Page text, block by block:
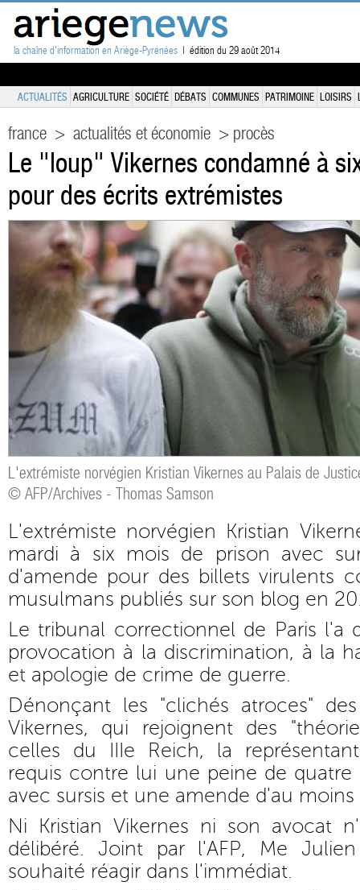
la chaîne d'information en Ariège-Pyrénées | édition du 29 août 2014
ACTUALITÉS AGRICULTURE SOCIÉTÉ DÉBATS COMMUNES PATRIMOINE LOISIRS
france > actualités et économie > procès
Le "loup" Vikernes condamné à
pour des écrits extrémistes
L'extrémiste norvégien Kristian Vikernes au Palais de
© AFP/Archives - Thomas Samson
L'extrémiste norvégien Kristian
mardi à six mois de prison avec
d'amende pour des billets virulents
musulmans publiés sur son blog en
Le tribunal correctionnel de Paris l'a
provocation à la discrimination, à la
et apologie de crime de guerre.
Dénonçant les "clichés atroces"
Vikernes, qui rejoignent des
celles du IIIe Reich, la
requis contre lui une peine de quatre
avec sursis et une amende d'au
Ni Kristian Vikernes ni son avocat
délibéré. Joint par l'AFP, Me
souhaité réagir dans l'immédiat.